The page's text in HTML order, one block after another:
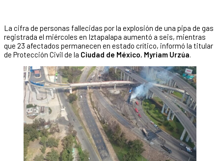
La cifra de personas fallecidas por la explosión de una pipa de gas
registrada el miércoles en Iztapalapa aumentó a seis, mientras
que 23 afectados permanecen en estado crítico, informó la titular
de Protección Civil de la Ciudad de México, Myriam Urzúa.